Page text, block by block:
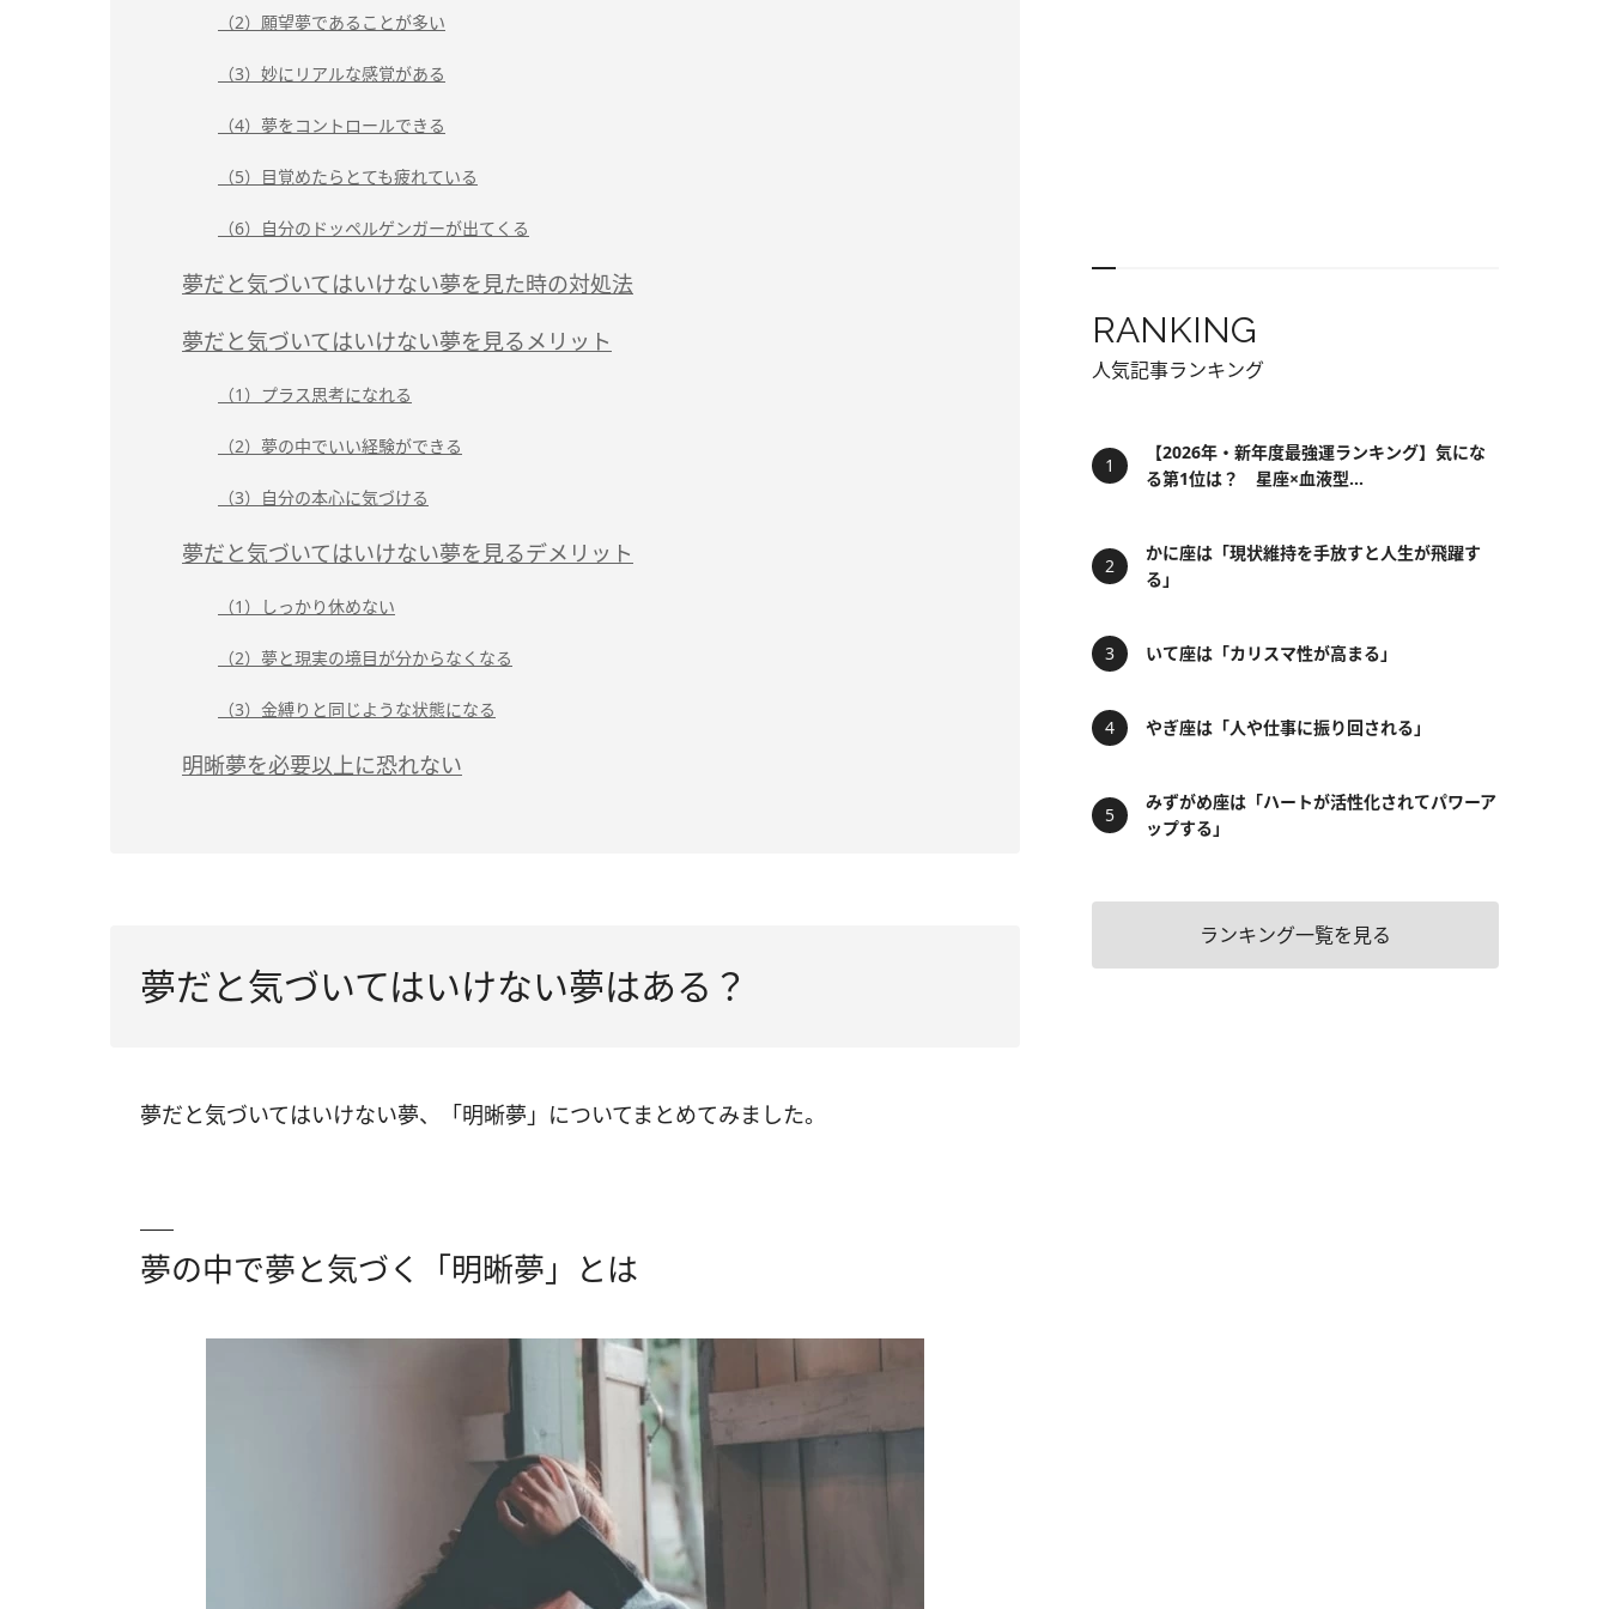
（2）願望夢であることが多い
（3）妙にリアルな感覚がある
（4）夢をコントロールできる
（5）目覚めたらとても疲れている
（6）自分のドッペルゲンガーが出てくる
夢だと気づいてはいけない夢を見た時の対処法
夢だと気づいてはいけない夢を見るメリット
（1）プラス思考になれる
（2）夢の中でいい経験ができる
（3）自分の本心に気づける
夢だと気づいてはいけない夢を見るデメリット
（1）しっかり休めない
（2）夢と現実の境目が分からなくなる
（3）金縛りと同じような状態になる
明晰夢を必要以上に恐れない
夢だと気づいてはいけない夢はある？
夢だと気づいてはいけない夢、「明晰夢」についてまとめてみました。
夢の中で夢と気づく「明晰夢」とは
RANKING
人気記事ランキング
【2026年・新年度最強運ランキング】気にな
る第1位は？ 星座×血液型...
かに座は「現状維持を手放すと人生が飛躍す
る」
いて座は「カリスマ性が高まる」
やぎ座は「人や仕事に振り回される」
みずがめ座は「ハートが活性化されてパワーア
ップする」
ランキング一覧を見る